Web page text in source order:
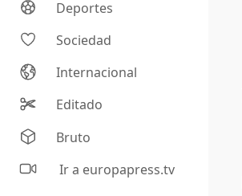
Deportes
Sociedad
Internacional
Editado
Bruto
Ir a europapress.tv